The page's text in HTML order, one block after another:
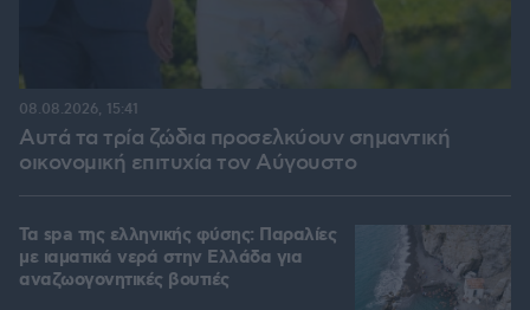
Αυτά τα τρία ζώδια προσελκύουν σημαντική
οικονομική επιτυχία τον Αύγουστο
08.08.2026, 15:41
Τα spa της ελληνικής φύσης: Παραλίες
με ιαματικά νερά στην Ελλάδα για
αναζωογονητικές βουτιές